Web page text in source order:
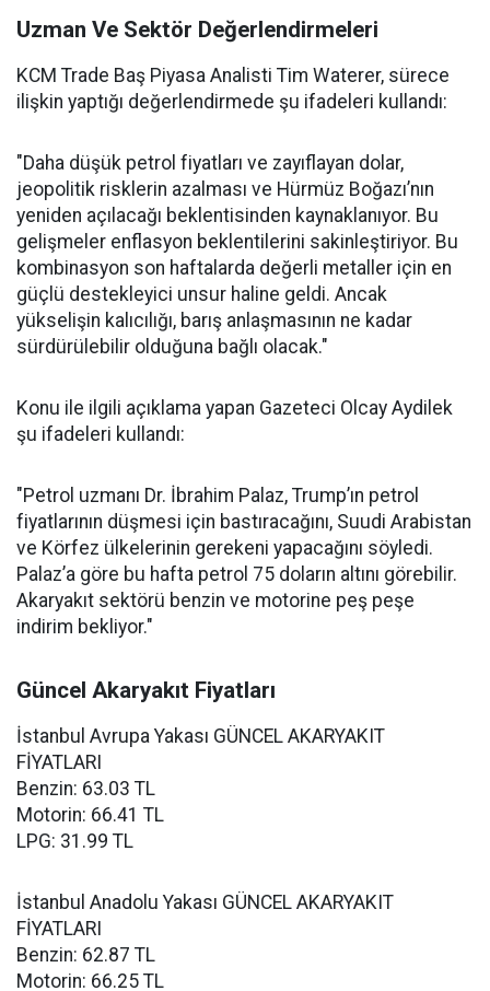
Uzman Ve Sektör Değerlendirmeleri
KCM Trade Baş Piyasa Analisti Tim Waterer, sürece
ilişkin yaptığı değerlendirmede şu ifadeleri kullandı:
"Daha düşük petrol fiyatları ve zayıflayan dolar,
jeopolitik risklerin azalması ve Hürmüz Boğazı’nın
yeniden açılacağı beklentisinden kaynaklanıyor. Bu
gelişmeler enflasyon beklentilerini sakinleştiriyor. Bu
kombinasyon son haftalarda değerli metaller için en
güçlü destekleyici unsur haline geldi. Ancak
yükselişin kalıcılığı, barış anlaşmasının ne kadar
sürdürülebilir olduğuna bağlı olacak."
Konu ile ilgili açıklama yapan Gazeteci Olcay Aydilek
şu ifadeleri kullandı:
"Petrol uzmanı Dr. İbrahim Palaz, Trump’ın petrol
fiyatlarının düşmesi için bastıracağını, Suudi Arabistan
ve Körfez ülkelerinin gerekeni yapacağını söyledi.
Palaz’a göre bu hafta petrol 75 doların altını görebilir.
Akaryakıt sektörü benzin ve motorine peş peşe
indirim bekliyor."
Güncel Akaryakıt Fiyatları
İstanbul Avrupa Yakası GÜNCEL AKARYAKIT
FİYATLARI
Benzin: 63.03 TL
Motorin: 66.41 TL
LPG: 31.99 TL
İstanbul Anadolu Yakası GÜNCEL AKARYAKIT
FİYATLARI
Benzin: 62.87 TL
Motorin: 66.25 TL